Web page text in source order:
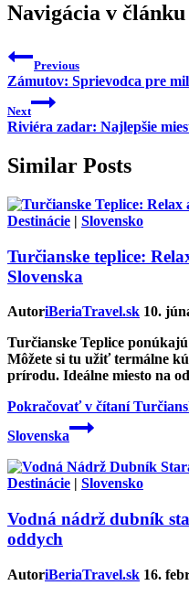
Navigácia v článku
Previous
Zámutov: Sprievodca pre
Next
Riviéra zadar: Najlepšie
Similar Posts
Destinácie | Slovensko
Turčianske teplice:
Slovenska
AutoriBeriaTravel.sk 10.
Turčianske Teplice
Môžete si tu užiť termálne
prírodu. Ideálne miesto na
Pokračovať v čítaní
Slovenska
Destinácie | Slovensko
Vodná nádrž dubník
oddych
AutoriBeriaTravel.sk 16.